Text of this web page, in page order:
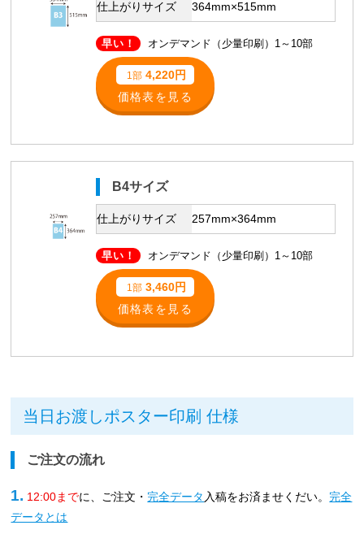
仕上がりサイズ 364mm×515mm
早い！ オンデマンド（少量印刷）1～10部
1部4,220円
価格表を見る
B4サイズ
仕上がりサイズ 257mm×364mm
早い！ オンデマンド（少量印刷）1～10部
1部3,460円
価格表を見る
当日お渡しポスター印刷 仕様
ご注文の流れ
1. 12:00までに、ご注文・ 完全データ 入稿をお済ませくだい。 完全
データとは